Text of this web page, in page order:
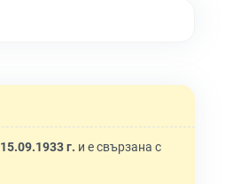
15.09.1933 г. и е свързана с